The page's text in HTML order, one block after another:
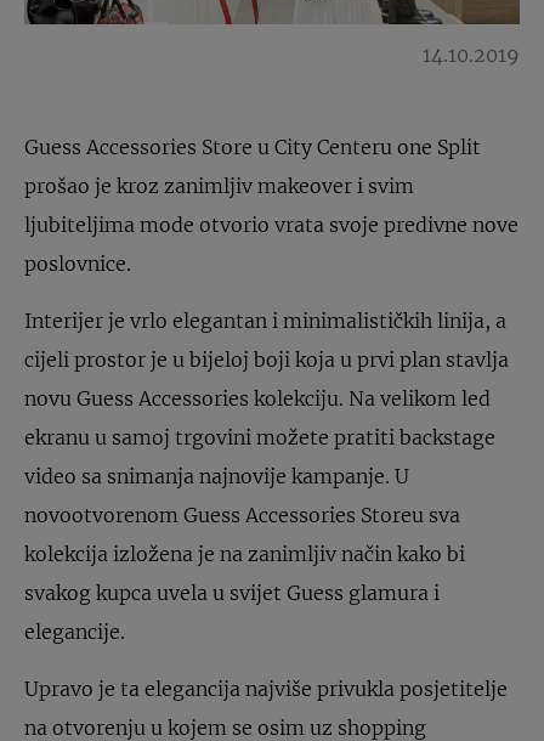
14.10.2019
Guess Accessories Store u City Centeru one Split
prošao je kroz zanimljiv makeover i svim
ljubiteljima mode otvorio vrata svoje predivne nove
poslovnice.
Interijer je vrlo elegantan i minimalističkih linija, a
cijeli prostor je u bijeloj boji koja u prvi plan stavlja
novu Guess Accessories kolekciju. Na velikom led
ekranu u samoj trgovini možete pratiti backstage
video sa snimanja najnovije kampanje. U
novootvorenom Guess Accessories Storeu sva
kolekcija izložena je na zanimljiv način kako bi
svakog kupca uvela u svijet Guess glamura i
elegancije.
Upravo je ta elegancija najviše privukla posjetitelje
na otvorenju u kojem se osim uz shopping